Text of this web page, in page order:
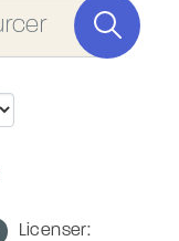
Licenser: